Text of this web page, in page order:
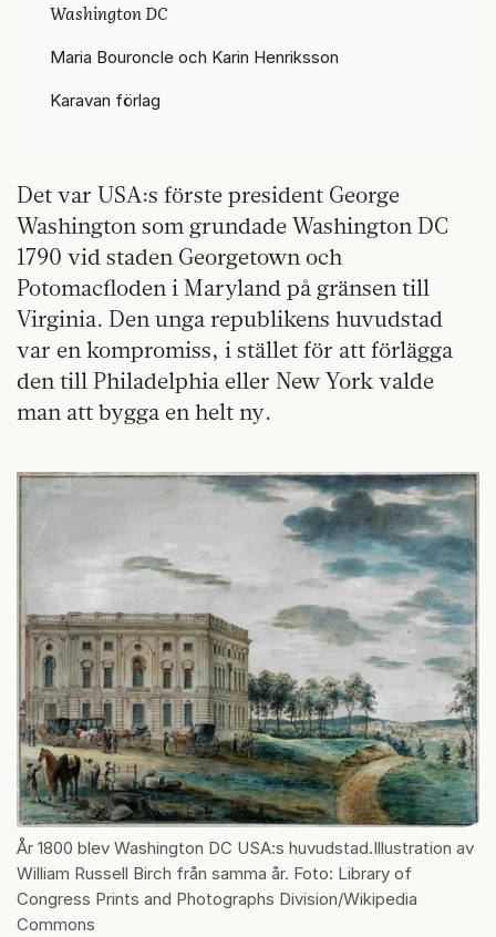
Washington DC
Maria Bouroncle och Karin Henriksson
Karavan förlag
Det var USA:s förste president George
Washington som grundade Washington DC
1790 vid staden Georgetown och
Potomacfloden i Maryland på gränsen till
Virginia. Den unga republikens huvudstad
var en kompromiss, i stället för att förlägga
den till Philadelphia eller New York valde
man att bygga en helt ny.
År 1800 blev Washington DC USA:s huvudstad.Illustration av
William Russell Birch från samma år. Foto: Library of
Congress Prints and Photographs Division/Wikipedia
Commons